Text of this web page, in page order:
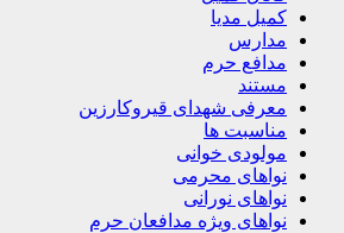
کمیل مدیا
مدارس
مدافع حرم
مستند
معرفی شهدای قیروکارزین
مناسبت ها
مولودی خوانی
نواهای محرمی
نواهای نورانی
نواهای ویژه مدافعان حرم